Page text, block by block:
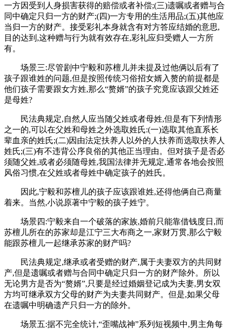
一方因受到人身损害获得的赔偿或者补偿;(三)遗嘱或者赠与合
同中确定只归一方的财产;(四)一方专用的生活用品;(五)其他应
当归一方的财产。接受彩礼本身就含有对方答应结婚的意思,
目的达到,这种赠与行为就有效存在,彩礼应归受赠人一方所
有。
场景三:尽管剧中宁毅和苏檀儿并未提及过他俩以后有了
孩子跟谁姓的问题,但是按照传统习俗招女婿入赘的前提都是
他们孩子需要跟女方姓,那么“赘婿”的孩子究竟应该跟父姓还
是母姓?
民法典规定,自然人应当随父姓或者母姓,但是有下列情形
之一的,可以在父姓和母姓之外选取姓氏:(一)选取其他直系长
辈血亲的姓氏;(二)因由法定扶养人以外的人扶养而选取扶养人
姓氏;(三)有不违背公序良俗的其他正当理由。但对孩子是否必
须随父姓,或者必须随母姓,我国法律并无规定,通常各地会按照
风俗习惯,在父姓或者母姓中确定孩子的姓氏。
因此,宁毅和苏檀儿的孩子应该跟谁姓,还得他俩自己商量
着来。当然,小说原著中宁毅的孩子姓宁。
场景四:宁毅来自一个破落的家族,婚前只能靠借钱度日,而
苏檀儿所在的苏家却是江宁三大布商之一,家财万贯,那么宁毅
能跟苏檀儿一起继承苏家的财产吗?
民法典规定,继承或者受赠的财产,属于夫妻双方的共同财
产,但是遗嘱或者赠与合同中确定只归一方的财产除外。所以
无论男方是否为“赘婿”,只要是经过婚姻登记成为夫妻,男女双
方均可继承双方父母的财产为夫妻共同财产。但是,如果父母
在遗嘱中明确遗产只归一方的除外。
场景五:据不完全统计,“歪嘴战神”系列短视频中,男主角每